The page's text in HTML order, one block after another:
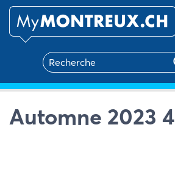
Automne 2023 4